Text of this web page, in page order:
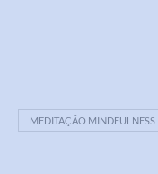
MEDITAÇÃO MINDFULNESS